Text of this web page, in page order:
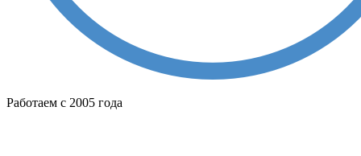
Работаем с 2005 года